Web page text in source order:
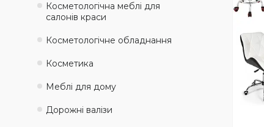
Косметологічна меблі для
салонів краси
Косметологічне обладнання
Косметика
Меблі для дому
Дорожні валізи